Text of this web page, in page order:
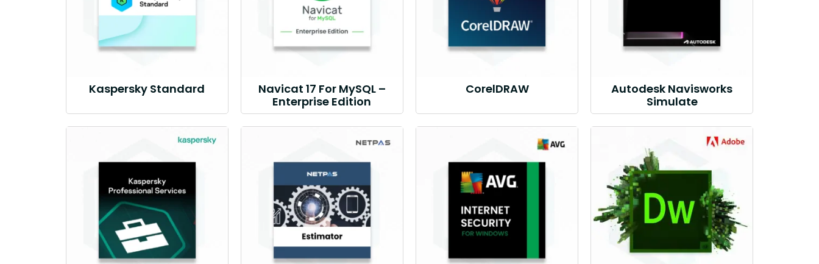
Kaspersky Standard
Navicat 17 For MySQL –
Enterprise Edition
CorelDRAW
Autodesk Navisworks
Simulate